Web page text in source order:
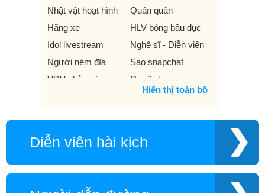
Nhật vật hoạt hình
Quán quân
Hãng xe
HLV bóng bầu dục
Idol livestream
Nghệ sĩ - Diễn viên
Người ném đĩa
Sao snapchat
VĐV nhảy sào
Ca sĩ nhạc ma
Chuyên gia đào tạo
VĐV Thể dục dụng
cụ
Võ sĩ
HLV
Hiển thị toàn bộ
Diễn viên hài kịch